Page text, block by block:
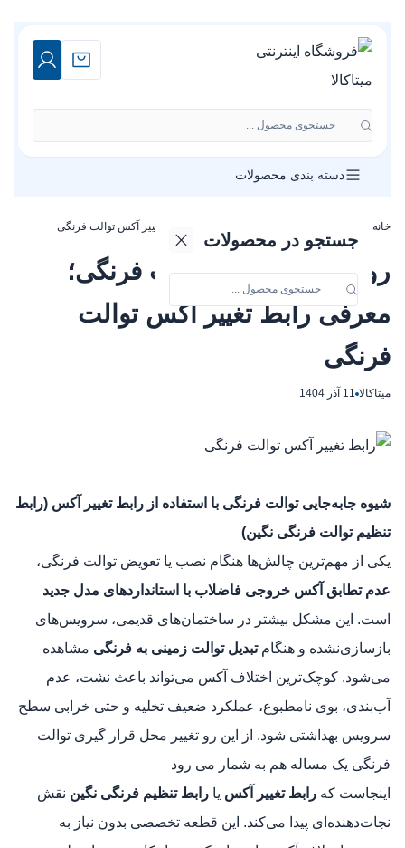
جستجوی محصول ...
جستجو در محصولات
دسته بندی محصولات
خانه روش جا به جایی توالت فرنگی؛ معرفی رابط تغییر آکس توالت فرنگی
روش جا به جایی توالت فرنگی؛
معرفی رابط تغییر آکس توالت
فرنگی
میتاکالا 11 آذر 1404
شیوه جابه‌جایی توالت فرنگی با استفاده از رابط تغییر آکس (رابط
تنظیم توالت فرنگی نگین)
یکی از مهم‌ترین چالش‌ها هنگام نصب یا تعویض توالت فرنگی،
عدم تطابق آکس خروجی فاضلاب با استانداردهای مدل جدید
است. این مشکل بیشتر در ساختمان‌های قدیمی، سرویس‌های
بازسازی‌نشده و هنگامتبدیل توالت زمینی به فرنگی مشاهده
می‌شود. کوچک‌ترین اختلاف آکس می‌تواند باعث نشت، عدم
آب‌بندی، بوی نامطبوع، عملکرد ضعیف تخلیه و حتی خرابی سطح
سرویس بهداشتی شود. از این رو تغییر محل قرار گیری توالت
فرنگی یک مساله هم به شمار می رود
اینجاست که رابط تغییر آکس یا رابط تنظیم فرنگی نگین نقش
نجات‌دهنده‌ای پیدا می‌کند. این قطعه تخصصی بدون نیاز به